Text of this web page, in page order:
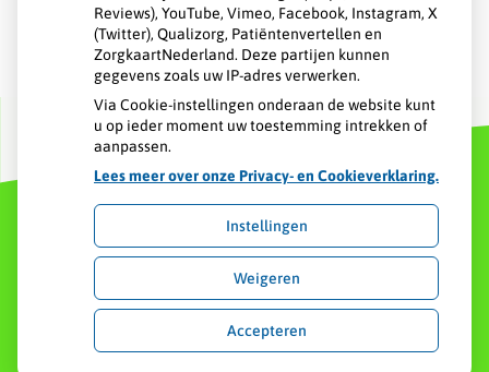
Contact
Uw Zorg Online|Beheer
Privacy verklaring|Cookie-instellingen|Voorwaarden
Reviews), YouTube, Vimeo, Facebook, Instagram, X
(Twitter), Qualizorg, Patiëntenvertellen en
ZorgkaartNederland. Deze partijen kunnen
gegevens zoals uw IP-adres verwerken.
Via Cookie-instellingen onderaan de website kunt
u op ieder moment uw toestemming intrekken of
aanpassen.
Lees meer over onze Privacy- en Cookieverklaring.
Instellingen
Weigeren
Accepteren